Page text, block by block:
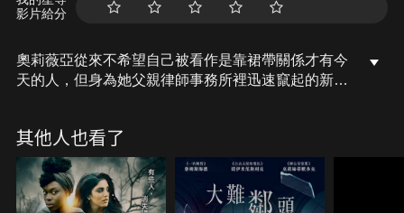
影片給分
奧莉薇亞從來不希望自己被看作是靠裙帶關係才有今
天的人，但身為她父親律師事務所裡迅速竄起的新
其他人也看了